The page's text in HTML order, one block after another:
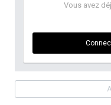
Vous avez